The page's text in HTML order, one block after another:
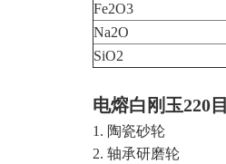
Fe2O3
Na2O
SiO2
电熔白刚玉220
1. 陶瓷砂轮
2. 轴承研磨轮